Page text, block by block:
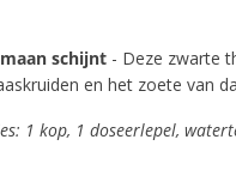
schijnt - Deze zwarte
en het zoete van
1 kop, 1 doseerlepel,